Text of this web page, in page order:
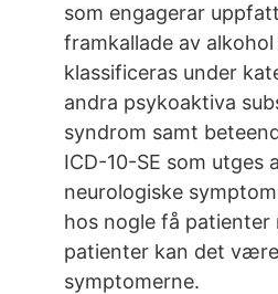
som engagerar
framkallade av
klassificeras under
andra psykoaktiva
syndrom samt
ICD-10-SE som utges
neurologiske
hos nogle få patienter
patienter kan det
symptomerne.